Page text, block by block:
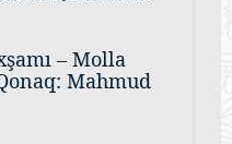
– Molla
Mahmud